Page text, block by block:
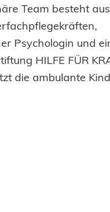
Team besteht
Psychologin und
HILFE FÜR
die ambulante